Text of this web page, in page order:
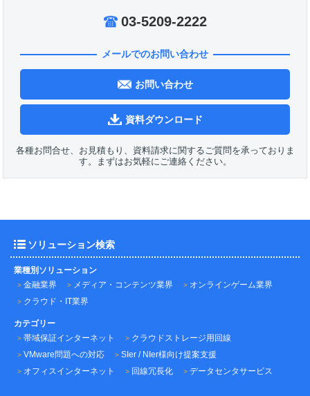
03-5209-2222
メールでのお問い合わせ
お問い合わせ
資料ダウンロード
各種お問合せ、お見積もり、資料請求に関するご質問を承っておりま
す。まずはお気軽にご連絡ください。
ソリューション検索
業種別ソリューション
金融業界
メディア・コンテンツ業界
オンラインゲーム業界
クラウド・IT業界
カテゴリー
帯域保証インターネット
クラウドストレージ用回線
VMware問題への対応
SIer / NIer様向け提案支援
オフィスインターネット
回線冗長化 データセンタサービス